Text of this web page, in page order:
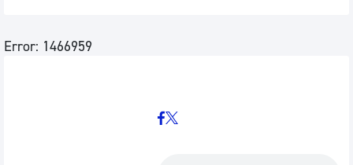
Error: 1466959